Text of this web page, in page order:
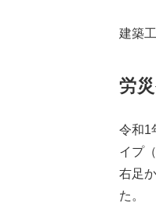
建築
労
令和1
イプ
右足
た。